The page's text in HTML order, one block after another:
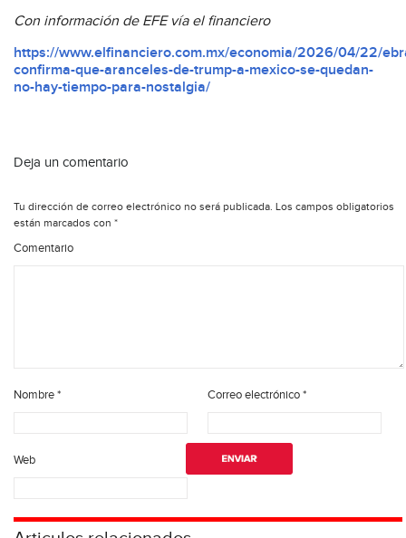
Con información de EFE vía el financiero
https://www.elfinanciero.com.mx/economia/2026/04/22/
confirma-que-aranceles-de-trump-a-mexico-se-quedan-
no-hay-tiempo-para-nostalgia/
Deja un comentario
Tu dirección de correo electrónico no será publicada. Los campos obligatorios
están marcados con *
Comentario
Nombre* Correo electrónico*
Web